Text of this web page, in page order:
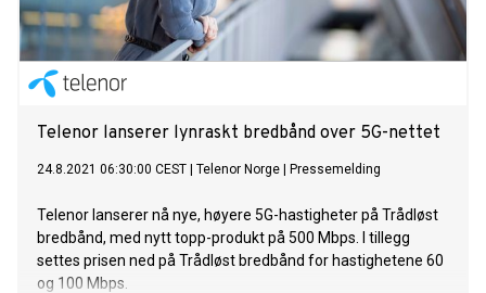
Telenor lanserer lynraskt bredbånd over 5G-nettet
24.8.2021 06:30:00 CEST Telenor Norge Pressemelding
Telenor lanserer nå nye, høyere 5G-hastigheter på Trådløst
bredbånd, med nytt topp-produkt på 500 Mbps. I tillegg
settes prisen ned på Trådløst bredbånd for hastighetene 60
og 100 Mbps.